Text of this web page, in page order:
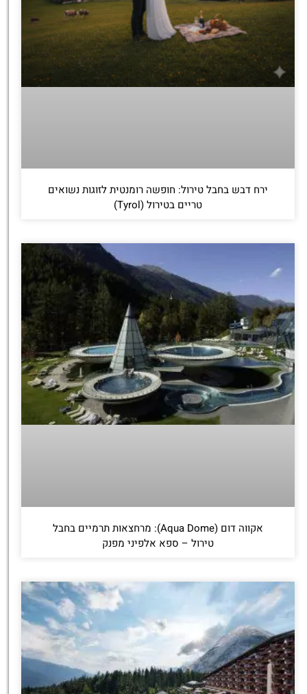
ירח דבש בחבל טירול: חופשה רומנטית לזוגות נשואים
טריים בטירול (Tyrol)
אקווה דום (Aqua Dome): מרחצאות תרמיים בחבל
טירול – ספא אלפיני מפנק